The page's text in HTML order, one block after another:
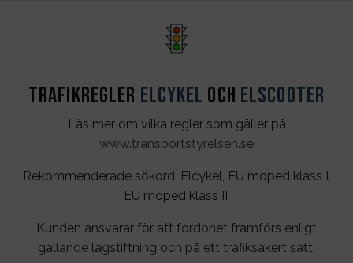
Trafikregler Elcykel och Elscooter
Läs mer om vilka regler som gäller på
www.transportstyrelsen.se
Rekommenderade sökord: Elcykel, EU moped klass I,
EU moped klass II.
Kunden ansvarar för att fordonet framförs enligt
gällande lagstiftning och på ett trafiksäkert sätt.